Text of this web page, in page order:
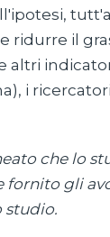
ridurre il
altri
i
che lo
fornito gli
studio.